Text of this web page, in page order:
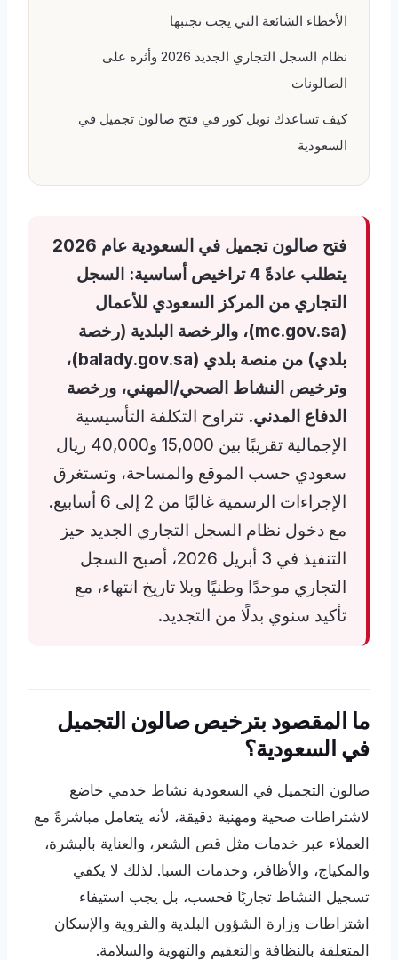
الأخطاء الشائعة التي يجب تجنبها
نظام السجل التجاري الجديد 2026 وأثره على
الصالونات
كيف تساعدك نوبل كور في فتح صالون تجميل في
السعودية
فتح صالون تجميل في السعودية عام 2026
يتطلب عادةً 4 تراخيص أساسية: السجل
التجاري من المركز السعودي للأعمال
(mc.gov.sa)، والرخصة البلدية (رخصة
بلدي) من منصة بلدي (balady.gov.sa)،
وترخيص النشاط الصحي/المهني، ورخصة
الدفاع المدني. تتراوح التكلفة التأسيسية
الإجمالية تقريبًا بين 15,000 و40,000 ريال
سعودي حسب الموقع والمساحة، وتستغرق
الإجراءات الرسمية غالبًا من 2 إلى 6 أسابيع.
مع دخول نظام السجل التجاري الجديد حيز
التنفيذ في 3 أبريل 2026، أصبح السجل
التجاري موحدًا وطنيًا وبلا تاريخ انتهاء، مع
تأكيد سنوي بدلًا من التجديد.
ما المقصود بترخيص صالون التجميل
في السعودية؟
صالون التجميل في السعودية نشاط خدمي خاضع
لاشتراطات صحية ومهنية دقيقة، لأنه يتعامل مباشرةً مع
العملاء عبر خدمات مثل قص الشعر، والعناية بالبشرة،
والمكياج، والأظافر، وخدمات السبا. لذلك لا يكفي
تسجيل النشاط تجاريًا فحسب، بل يجب استيفاء
اشتراطات وزارة الشؤون البلدية والقروية والإسكان
المتعلقة بالنظافة والتعقيم والتهوية والسلامة.